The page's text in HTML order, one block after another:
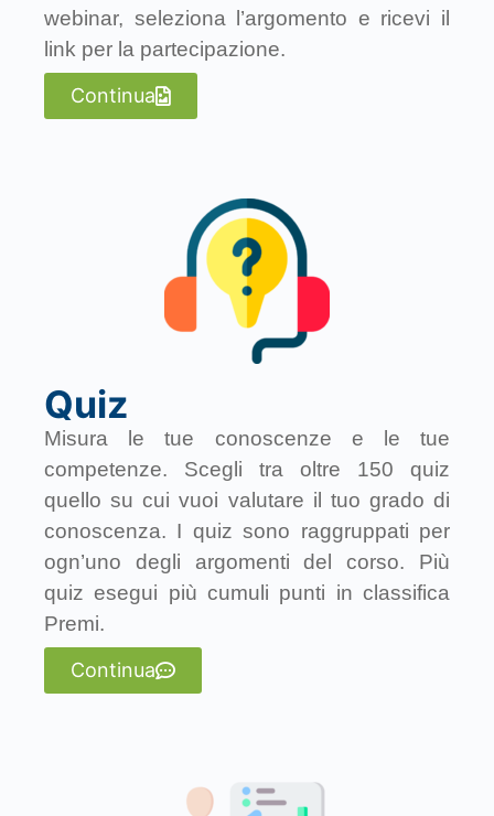
webinar, seleziona l’argomento e ricevi il
link per la partecipazione.
Continua
Quiz
Misura le tue conoscenze e le tue
competenze. Scegli tra oltre 150 quiz
quello su cui vuoi valutare il tuo grado di
conoscenza. I quiz sono raggruppati per
ogn’uno degli argomenti del corso. Più
quiz esegui più cumuli punti in classifica
Premi.
Continua